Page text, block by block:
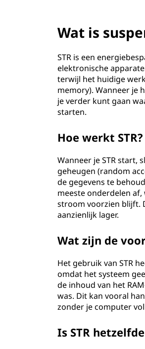
Wat is
STR is een
elektronische
terwijl het huidige
memory). Wanneer je
je verder kunt gaan
starten.
Hoe werkt STR?
Wanneer je STR start,
geheugen (random
de gegevens te
meeste onderdelen
stroom voorzien blijft.
aanzienlijk lager.
Wat zijn de
Het gebruik van STR
omdat het systeem
de inhoud van het
was. Dit kan vooral
zonder je computer
Is STR